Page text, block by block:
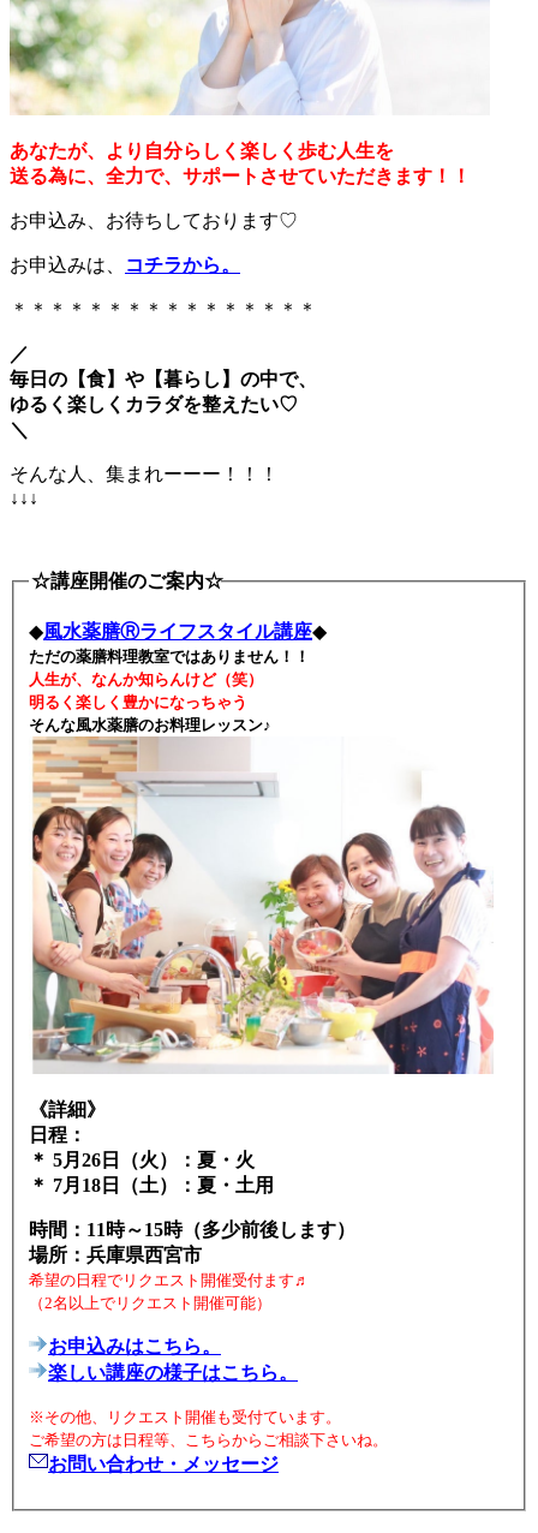
あなたが、より自分らしく楽しく歩む人生を
送る為に、全力で、サポートさせていただきます！！
お申込み、お待ちしております♡
お申込みは、 コチラから。
＊＊＊＊＊＊＊＊＊＊＊＊＊＊＊＊
／
毎日の【食】や【暮らし】の中で、
ゆるく楽しくカラダを整えたい♡
＼
そんな人、集まれーーー！！！
↓↓↓
☆講座開催のご案内☆
◆風水薬膳Ⓡライフスタイル講座◆
ただの薬膳料理教室ではありません！！
人生が、なんか知らんけど（笑）
明るく楽しく豊かになっちゃう
そんな風水薬膳のお料理レッスン♪
《詳細》
日程：
＊ 5月26日（火）：夏・火
＊ 7月18日（土）：夏・土用
時間：11時～15時（多少前後します）
場所：兵庫県西宮市
希望の日程でリクエスト開催受付ます♬
（2名以上でリクエスト開催可能）
お申込みはこちら。
楽しい講座の様子はこちら。
※その他、リクエスト開催も受付ています。
ご希望の方は日程等、こちらからご相談下さいね。
お問い合わせ・メッセージ